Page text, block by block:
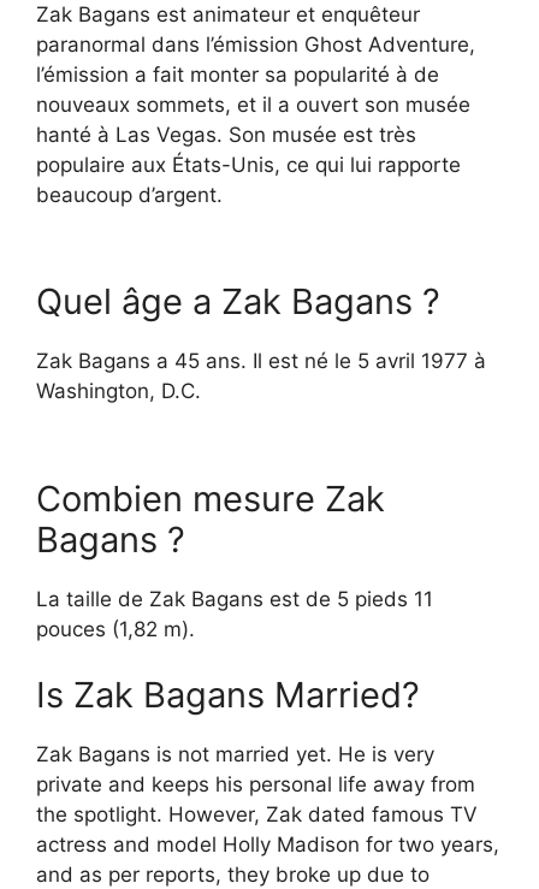
Zak Bagans est animateur et enquêteur
paranormal dans l’émission Ghost Adventure,
l’émission a fait monter sa popularité à de
nouveaux sommets, et il a ouvert son musée
hanté à Las Vegas. Son musée est très
populaire aux États-Unis, ce qui lui rapporte
beaucoup d’argent.
Quel âge a Zak Bagans ?
Zak Bagans a 45 ans. Il est né le 5 avril 1977 à
Washington, D.C.
Combien mesure Zak
Bagans ?
La taille de Zak Bagans est de 5 pieds 11
pouces (1,82 m).
Is Zak Bagans Married?
Zak Bagans is not married yet. He is very
private and keeps his personal life away from
the spotlight. However, Zak dated famous TV
actress and model Holly Madison for two years,
and as per reports, they broke up due to